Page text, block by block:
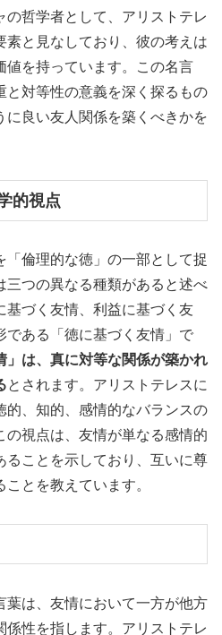
の哲学者として、アリストテレ
素と見なしており、彼の考えは
値を持っています。この名言
と対等性の意義を深く探るもの
に良い友人関係を築くべきかを
的視点
「倫理的な徳」の一部として捉
三つの異なる種類があると述べ
基づく友情、利益に基づく友
である「徳に基づく友情」で
」は、真に対等な関係が築かれ
とされます。アリストテレスに
的、知的、感情的なバランスの
の視点は、友情が単なる感情的
ることを示しており、互いに尊
とを教えています。
葉は、友情において一方が他方
係性を指します。アリストテレ